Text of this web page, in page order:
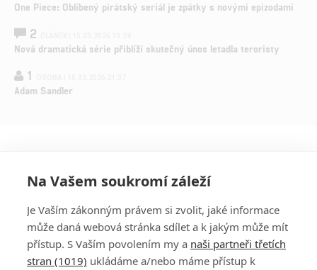
One Piece: Oblíbený pirátský seriál je zpátky s novými epizodami
2
Nová dramatická série přiblíží skutečný únos letadla teroristy
1
Adam Sandler
Na Vašem soukromí záleží
Je Vaším zákonným právem si zvolit, jaké informace
může daná webová stránka sdílet a k jakým může mít
přístup. S Vaším povolením my a naši partneři třetích
stran (1019) ukládáme a/nebo máme přístup k